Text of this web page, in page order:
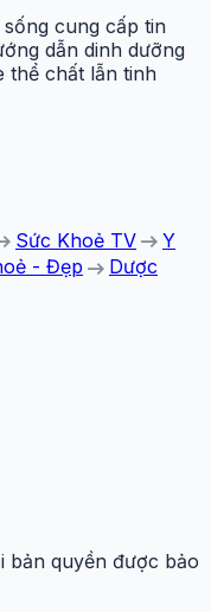
cung cấp tin
dẫn dinh dưỡng
thể chất lẫn tinh
Sức Khoẻ TV arrow_right_alt Y
- Đẹp arrow_right_alt Dược
bản quyền được bảo